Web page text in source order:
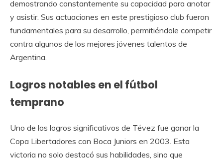
demostrando constantemente su capacidad para anotar
y asistir. Sus actuaciones en este prestigioso club fueron
fundamentales para su desarrollo, permitiéndole competir
contra algunos de los mejores jóvenes talentos de
Argentina.
Logros notables en el fútbol
temprano
Uno de los logros significativos de Tévez fue ganar la
Copa Libertadores con Boca Juniors en 2003. Esta
victoria no solo destacó sus habilidades, sino que